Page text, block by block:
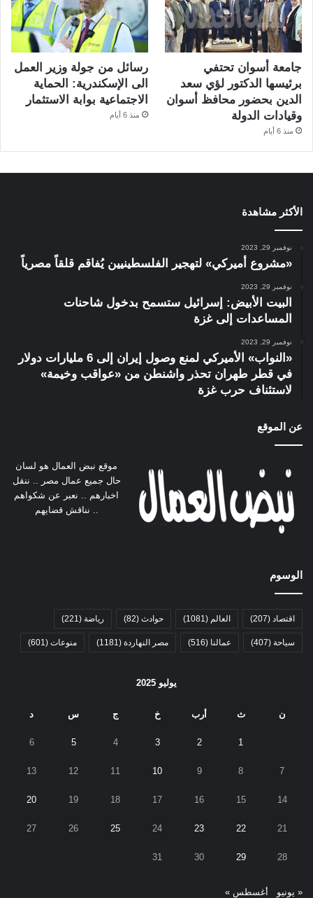
جامعة أسوان تحتفي
برئيسها الدكتور لؤي سعد
الدين بحضور محافظ أسوان
وقيادات الدولة
منذ 6 أيام
رسائل من جولة وزير العمل
الى الإسكندرية: الحماية
الاجتماعية بوابة الاستثمار
منذ 6 أيام
الأكثر مشاهدة
نوفمبر 29, 2023
«مشروع أميركي» لتهجير الفلسطينيين يُفاقم قلقاً مصرياً
نوفمبر 29, 2023
البيت الأبيض: إسرائيل ستسمح بدخول شاحنات
المساعدات إلى غزة
نوفمبر 29, 2023
«النواب» الأميركي لمنع وصول إيران إلى 6 مليارات دولار
في قطر طهران تحذر واشنطن من «عواقب وخيمة»
لاستئناف حرب غزة
عن الموقع
موقع نبض العمال هو لسان
حال جميع عمال مصر .. ننقل
اخبارهم .. نعبر عن شكواهم
.. نناقش قضايهم
الوسوم
اقتصاد (207) العالم (1081) حوادث (82) رياضة (221)
سياحة (407) عمالنا (516) مصر النهاردة (1181) منوعات (601)
يوليو 2025
ن ث أرب خ ج س د
1
2
3
4
5
6
7
8
9
10
11
12
13
14
15
16
17
18
19
20
21
22
23
24
25
26
27
28
29
30
31
« يونيو أغسطس »